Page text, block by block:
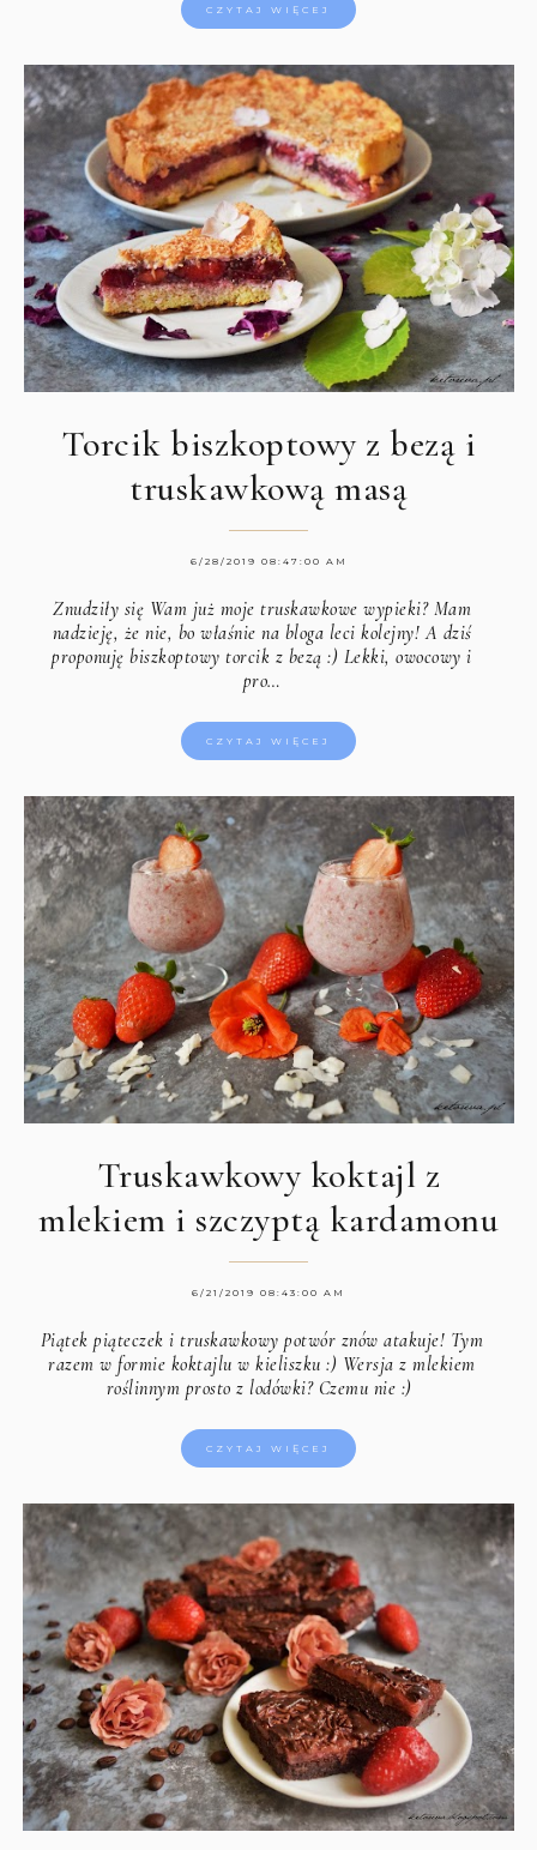
CZYTAJ WIĘCEJ
Torcik biszkoptowy z bezą i
truskawkową masą
6/28/2019 08:47:00 AM
Znudziły się Wam już moje truskawkowe wypieki? Mam
nadzieję, że nie, bo właśnie na bloga leci kolejny! A dziś
proponuję biszkoptowy torcik z bezą :) Lekki, owocowy i
pro…
CZYTAJ WIĘCEJ
Truskawkowy koktajl z
mlekiem i szczyptą kardamonu
6/21/2019 08:43:00 AM
Piątek piąteczek i truskawkowy potwór znów atakuje! Tym
razem w formie koktajlu w kieliszku :) Wersja z mlekiem
roślinnym prosto z lodówki? Czemu nie :)
CZYTAJ WIĘCEJ